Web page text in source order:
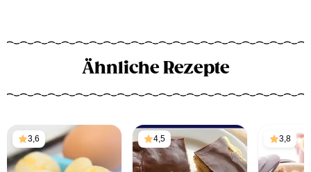
Ähnliche Rezepte
3,6 4,5 3,8